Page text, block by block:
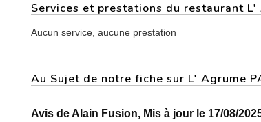
Services et prestations du restaurant L'
Aucun service, aucune prestation
Au Sujet de notre fiche sur L' Agrume
Avis de Alain Fusion, Mis à jour le 17/08/